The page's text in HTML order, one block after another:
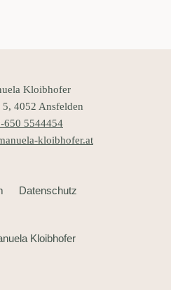
Kloibhofer
5, 4052 Ansfelden
650 5544454
kloibhofer.at
Datenschutz
Kloibhofer